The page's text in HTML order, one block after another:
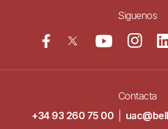
Siguenos
Contacta
+34 93 260 75 00